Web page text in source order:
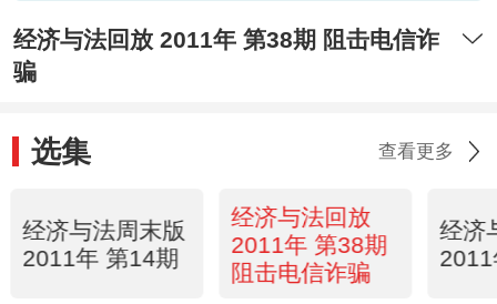
经济与法回放 2011年 第38期 阻击电信诈
骗
选集 查看更多
经济与法周末版
2011年 第14期
经济与法回放
2011年 第38期
阻击电信诈骗
经济